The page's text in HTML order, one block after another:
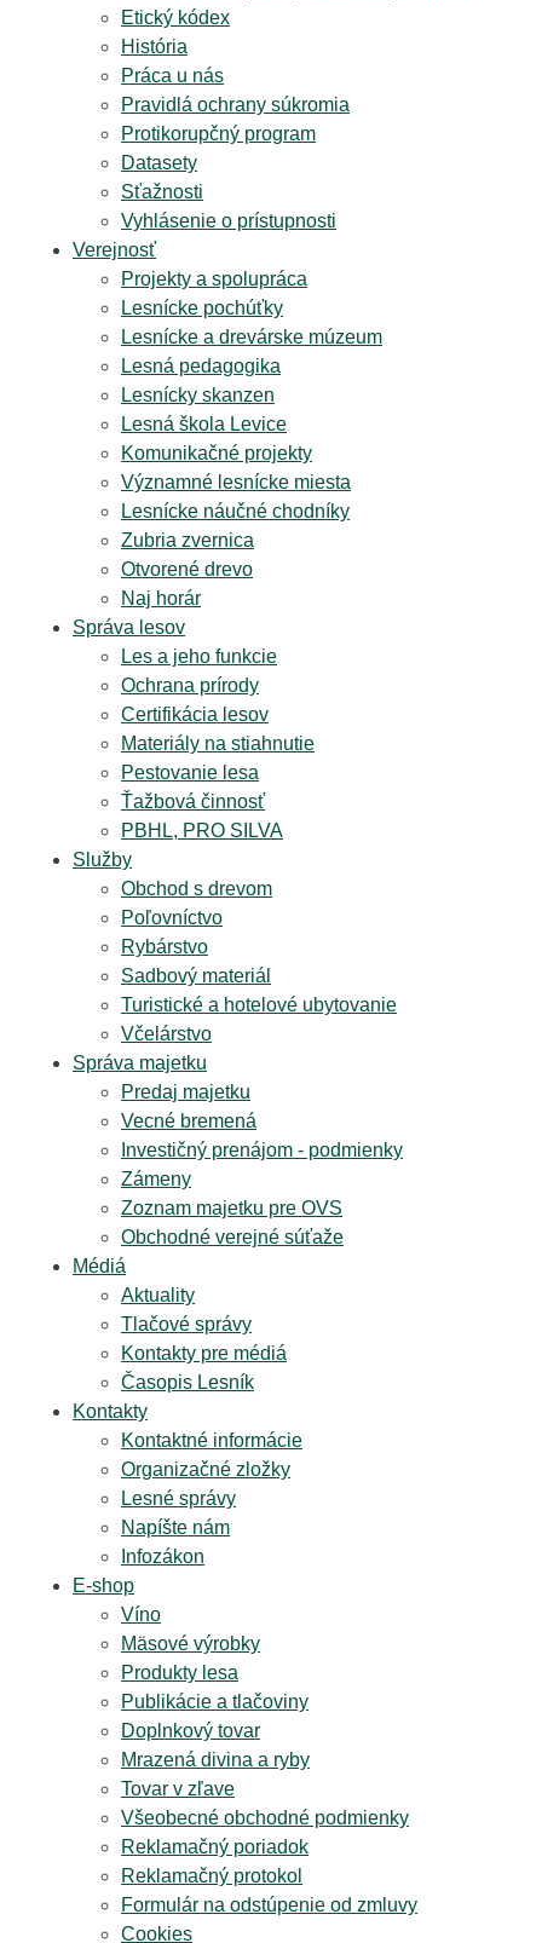
Etický kódex
História
Práca u nás
Pravidlá ochrany súkromia
Protikorupčný program
Datasety
Sťažnosti
Vyhlásenie o prístupnosti
Verejnosť
Projekty a spolupráca
Lesnícke pochúťky
Lesnícke a drevárske múzeum
Lesná pedagogika
Lesnícky skanzen
Lesná škola Levice
Komunikačné projekty
Významné lesnícke miesta
Lesnícke náučné chodníky
Zubria zvernica
Otvorené drevo
Naj horár
Správa lesov
Les a jeho funkcie
Ochrana prírody
Certifikácia lesov
Materiály na stiahnutie
Pestovanie lesa
Ťažbová činnosť
PBHL, PRO SILVA
Služby
Obchod s drevom
Poľovníctvo
Rybárstvo
Sadbový materiál
Turistické a hotelové ubytovanie
Včelárstvo
Správa majetku
Predaj majetku
Vecné bremená
Investičný prenájom - podmienky
Zámeny
Zoznam majetku pre OVS
Obchodné verejné súťaže
Médiá
Aktuality
Tlačové správy
Kontakty pre médiá
Časopis Lesník
Kontakty
Kontaktné informácie
Organizačné zložky
Lesné správy
Napíšte nám
Infozákon
E-shop
Víno
Mäsové výrobky
Produkty lesa
Publikácie a tlačoviny
Doplnkový tovar
Mrazená divina a ryby
Tovar v zľave
Všeobecné obchodné podmienky
Reklamačný poriadok
Reklamačný protokol
Formulár na odstúpenie od zmluvy
Cookies